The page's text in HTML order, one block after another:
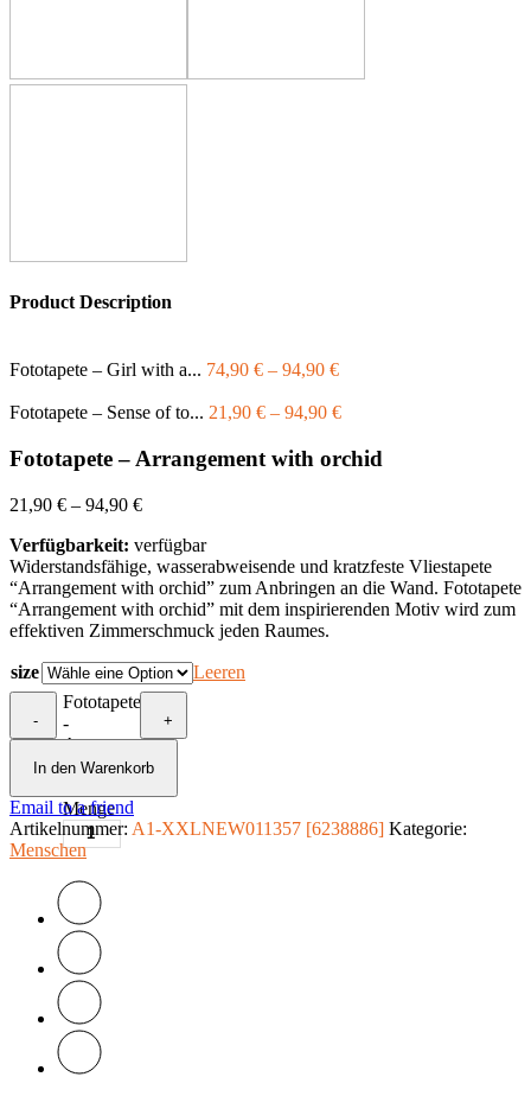
Product Description
Fototapete – Girl with a... 74,90 € – 94,90 €
Fototapete – Sense of to... 21,90 € – 94,90 €
Fototapete – Arrangement with orchid
21,90 € – 94,90 €
Verfügbarkeit: verfügbar
Widerstandsfähige, wasserabweisende und kratzfeste Vliestapete
“Arrangement with orchid” zum Anbringen an die Wand. Fototapete
“Arrangement with orchid” mit dem inspirierenden Motiv wird zum
effektiven Zimmerschmuck jeden Raumes.
size Leeren
-
Fototapete
-
Arrangement
with
Menge
+
In den Warenkorb
Email to a friend
Artikelnummer: A1-XXLNEW011357 [6238886] Kategorie:
Menschen